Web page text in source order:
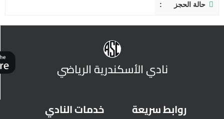
حالة الحجز
نادي الأسكندرية الرياضي
روابط سريعة خدمات النادي